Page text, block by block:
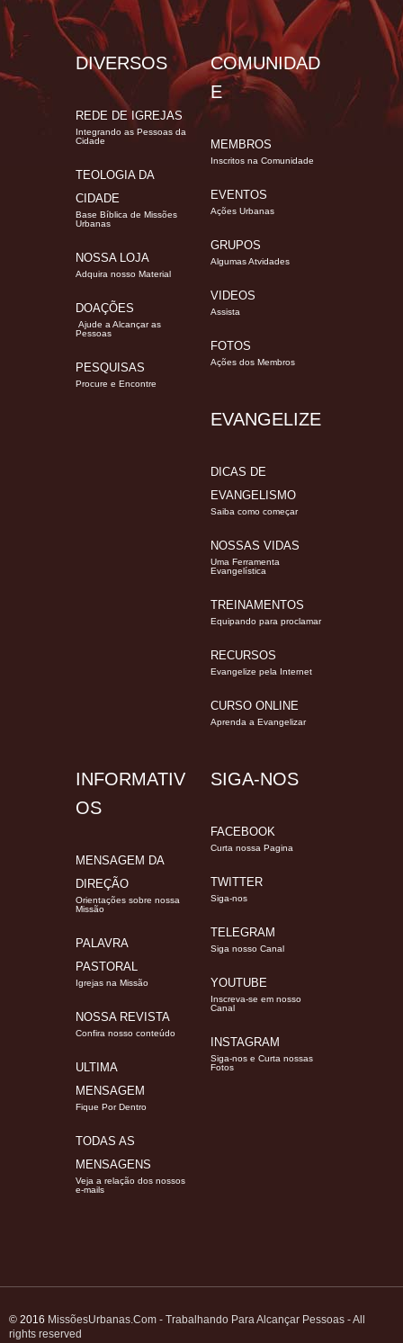
DIVERSOS
REDE DE IGREJAS
Integrando as Pessoas da
Cidade
TEOLOGIA DA
CIDADE
Base Bíblica de Missões
Urbanas
NOSSA LOJA
Adquira nosso Material
DOAÇÕES
Ajude a Alcançar as
Pessoas
PESQUISAS
Procure e Encontre
COMUNIDAD
E
MEMBROS
Inscritos na Comunidade
EVENTOS
Ações Urbanas
GRUPOS
Algumas Atvidades
VIDEOS
Assista
FOTOS
Ações dos Membros
EVANGELIZE
DICAS DE
EVANGELISMO
Saiba como começar
NOSSAS VIDAS
Uma Ferramenta
Evangelística
TREINAMENTOS
Equipando para proclamar
RECURSOS
Evangelize pela Internet
CURSO ONLINE
Aprenda a Evangelizar
INFORMATIV
OS
MENSAGEM DA
DIREÇÃO
Orientações sobre nossa
Missão
PALAVRA
PASTORAL
Igrejas na Missão
NOSSA REVISTA
Confira nosso conteúdo
ULTIMA
MENSAGEM
Fique Por Dentro
TODAS AS
MENSAGENS
Veja a relação dos nossos
e-mails
SIGA-NOS
FACEBOOK
Curta nossa Pagina
TWITTER
Siga-nos
TELEGRAM
Siga nosso Canal
YOUTUBE
Inscreva-se em nosso
Canal
INSTAGRAM
Siga-nos e Curta nossas
Fotos
© 2016 MissõesUrbanas.Com - Trabalhando Para Alcançar Pessoas - All
rights reserved